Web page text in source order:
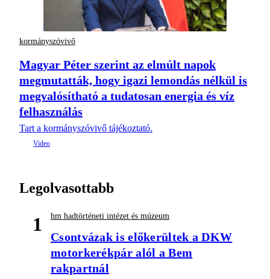
kormányszóvivő
Magyar Péter szerint az elmúlt napok
megmutatták, hogy igazi lemondás nélkül is
megvalósítható a tudatosan energia és víz
felhasználás
Tart a kormányszóvivő tájékoztató.
Legolvasottabb
1 hm hadtörténeti intézet és múzeum
Csontvázak is előkerültek a DKW
motorkerékpár alól a Bem
rakpartnál